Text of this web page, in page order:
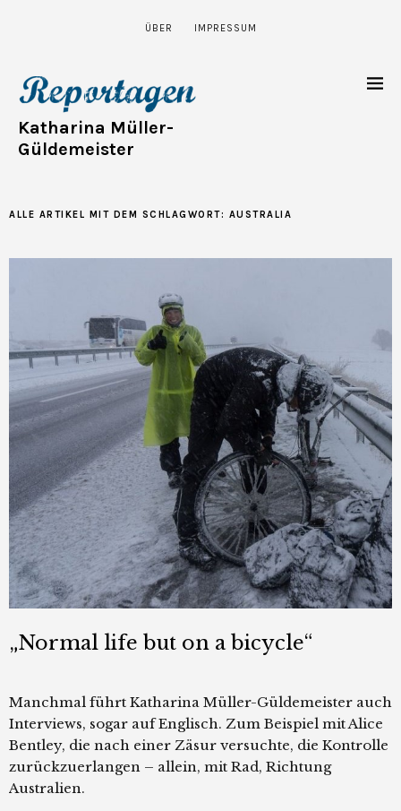
ÜBER IMPRESSUM
Katharina Müller-
Güldemeister
ALLE ARTIKEL MIT DEM SCHLAGWORT: AUSTRALIA
„Normal life but on a bicycle“
Manchmal führt Katharina Müller-Güldemeister auch
Interviews, sogar auf Englisch. Zum Beispiel mit Alice
Bentley, die nach einer Zäsur versuchte, die Kontrolle
zurückzuerlangen – allein, mit Rad, Richtung
Australien.